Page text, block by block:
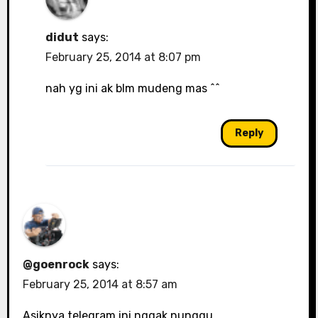
didut says:
February 25, 2014 at 8:07 pm
nah yg ini ak blm mudeng mas ^^
Reply
@goenrock says:
February 25, 2014 at 8:57 am